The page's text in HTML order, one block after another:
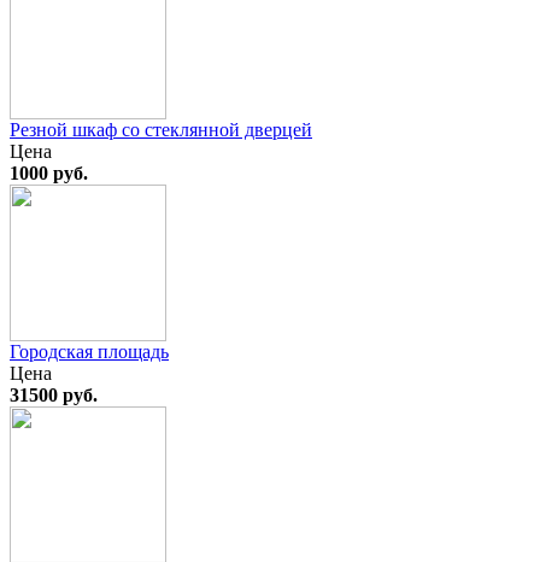
Резной шкаф со стеклянной дверцей
Цена
1000 руб.
Городская площадь
Цена
31500 руб.